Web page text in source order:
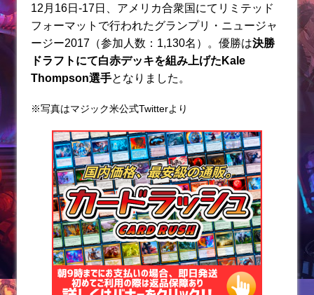
itt
er
e
e
n
a
c
e
b
o
o
k
12月16日-17日、アメリカ合衆国にてリミテッド
フォーマットで行われたグランプリ・ニュージャ
ージー2017（参加人数：1,130名）。優勝は決勝
ドラフトにて白赤デッキを組み上げたKale
Thompson選手となりました。
※写真はマジック米公式Twitterより